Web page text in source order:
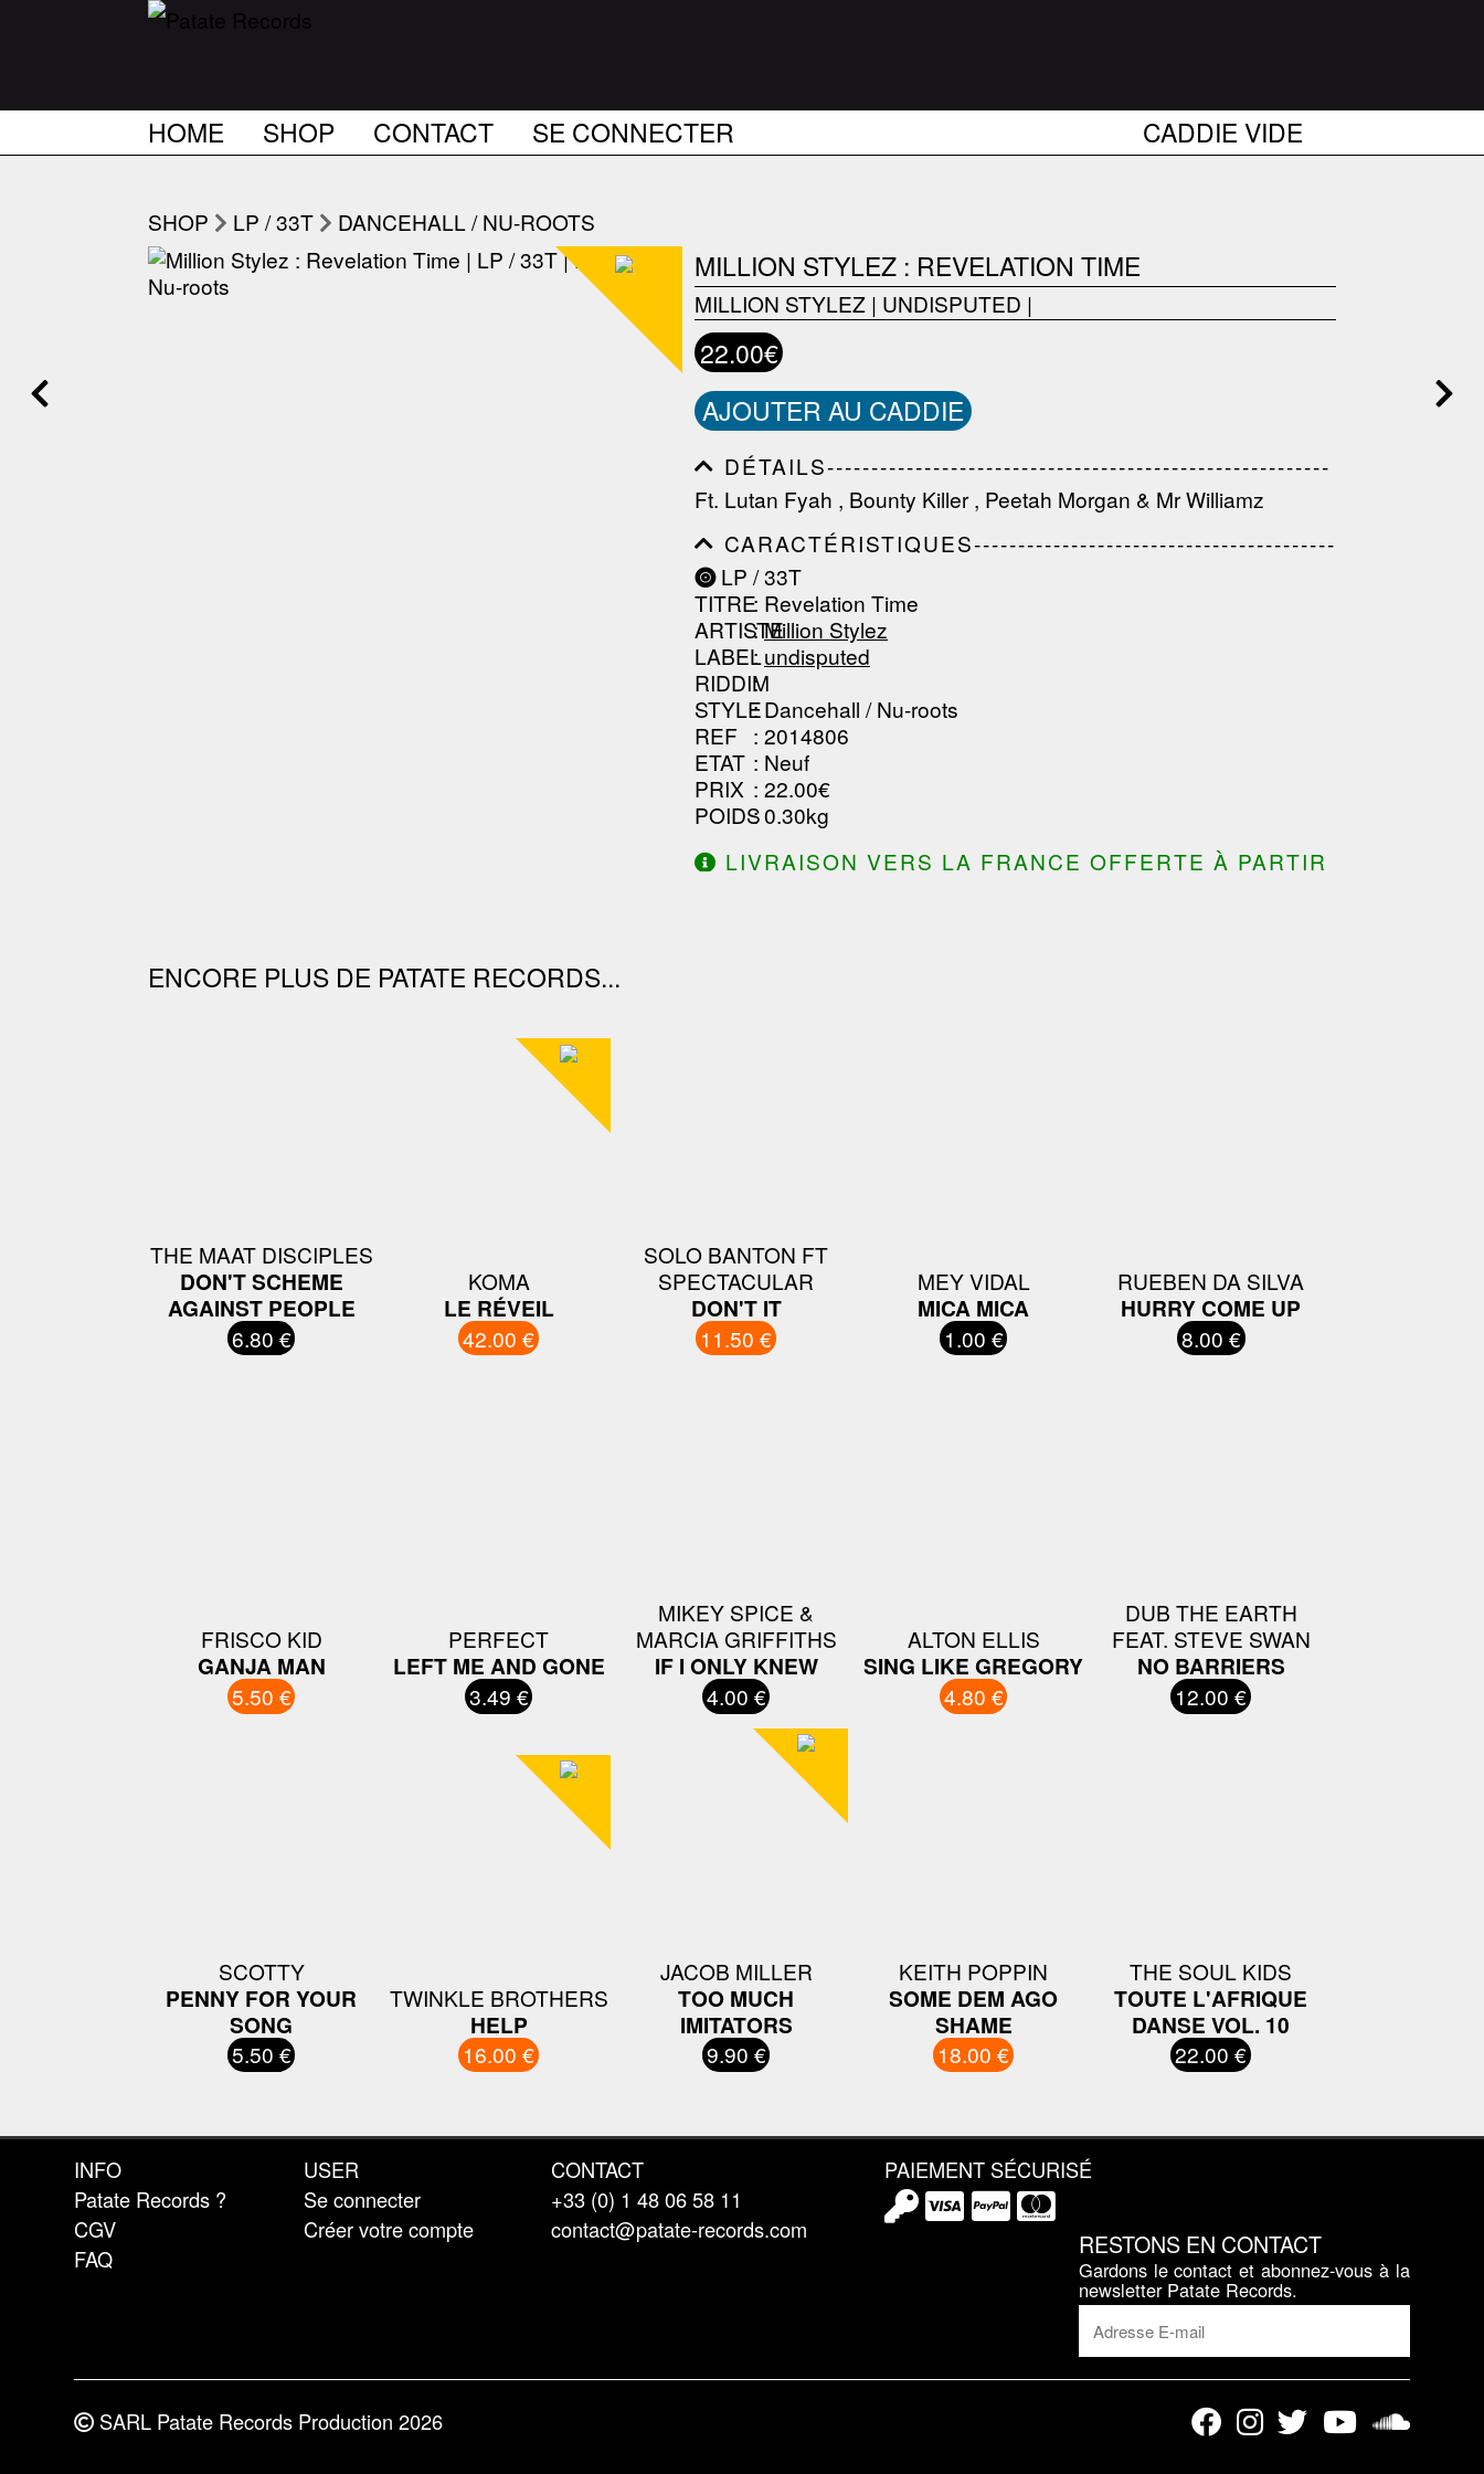
HOME SHOP CONTACT SE CONNECTER CADDIE VIDE
SHOP LP / 33T DANCEHALL / NU-ROOTS
MILLION STYLEZ : REVELATION TIME
MILLION STYLEZ | UNDISPUTED |
22.00€
AJOUTER AU CADDIE
DÉTAILS---------------------------------------------------------
---------------------------------------------------------------------
---------------------------------------------------------------------
--------------
Ft. Lutan Fyah , Bounty Killer , Peetah Morgan & Mr Williamz
CARACTÉRISTIQUES-----------------------------------------
---------------------------------------------------------------------
---------------------------------------------------------------------
------------------------------
LP / 33T
TITRE: Revelation Time
ARTISTE
:Million Stylez
LABEL
:undisputed
RIDDIM
:
STYLE: Dancehall / Nu-roots
REF : 2014806
ETAT : Neuf
PRIX : 22.00€
POIDS: 0.30kg
LIVRAISON VERS LA FRANCE OFFERTE À PARTIR
ENCORE PLUS DE PATATE RECORDS...
THE MAAT DISCIPLES
DON'T SCHEME
AGAINST PEOPLE
6.80 €
KOMA
LE RÉVEIL
42.00 €
SOLO BANTON FT
SPECTACULAR
DON'T IT
11.50 €
MEY VIDAL
MICA MICA
1.00 €
RUEBEN DA SILVA
HURRY COME UP
8.00 €
FRISCO KID
GANJA MAN
5.50 €
PERFECT
LEFT ME AND GONE
3.49 €
MIKEY SPICE &
MARCIA GRIFFITHS
IF I ONLY KNEW
4.00 €
ALTON ELLIS
SING LIKE GREGORY
4.80 €
DUB THE EARTH
FEAT. STEVE SWAN
NO BARRIERS
12.00 €
SCOTTY
PENNY FOR YOUR
SONG
5.50 €
TWINKLE BROTHERS
HELP
16.00 €
JACOB MILLER
TOO MUCH
IMITATORS
9.90 €
KEITH POPPIN
SOME DEM AGO
SHAME
18.00 €
THE SOUL KIDS
TOUTE L'AFRIQUE
DANSE VOL. 10
22.00 €
INFO
Patate Records ?
CGV
FAQ
USER
Se connecter
Créer votre compte
CONTACT
+33 (0) 1 48 06 58 11
contact@patate-records.com
PAIEMENT SÉCURISÉ
RESTONS EN CONTACT
Gardons le contact et abonnez-vous à la
newsletter Patate Records.
SARL Patate Records Production 2026